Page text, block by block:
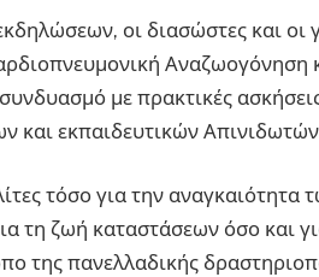
οι διασώστες και οι
Αναζωογόνηση
με πρακτικές
και εκπαιδευτικών
τόσο για την αναγκαιότητα
τη ζωή καταστάσεων όσο και
της πανελλαδικής